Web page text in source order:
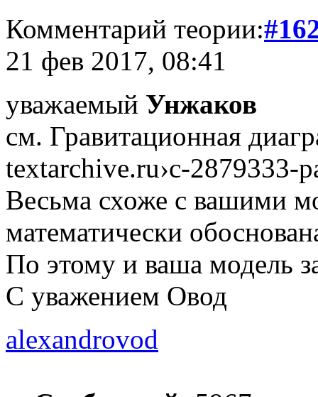
Комментарий теории:
21 фев 2017, 08:41
уважаемый Унжаков
см. Гравитационная
textarchive.ru›c-2879333-
Весьма схоже с вашими
математически
По этому и ваша модель
С уважением Овод
alexandrovod